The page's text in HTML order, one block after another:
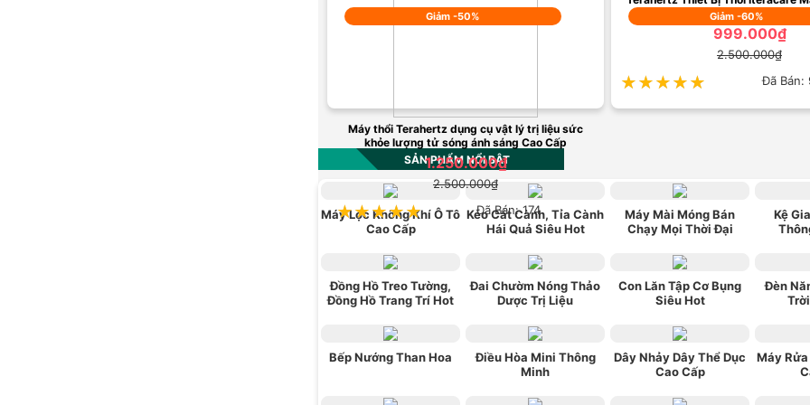
Giảm -50%
Máy thổi Terahertz dụng cụ vật lý trị liệu sức
khỏe lượng tử sóng ánh sáng Cao Cấp
1.250.000₫
2.500.000₫
★★★★★
★★★★★ Đã Bán: 174
Giảm -60%
Liệu sóng ánh sáng ống Thủy
999.000₫
2.500.000₫
★★★★★
★★★★★ Đã Bán:
SẢN PHẨM NỔI BẬT
Máy Lọc Không Khí Ô Tô
Cao Cấp
Kéo Cắt Cành, Tỉa Cành
Hái Quả Siêu Hot
Máy Mài Móng Bán
Chạy Mọi Thời Đại
Kệ
Đồng Hồ Treo Tường,
Đồng Hồ Trang Trí Hot
Đai Chườm Nóng Thảo
Dược Trị Liệu
Con Lăn Tập Cơ Bụng
Siêu Hot
Đèn
Bếp Nướng Than Hoa
Điều Hòa Mini Thông
Minh
Dây Nhảy Dây Thể Dục
Cao Cấp
Máy